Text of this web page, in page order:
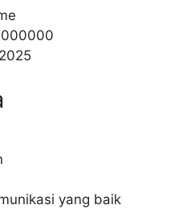
yang baik